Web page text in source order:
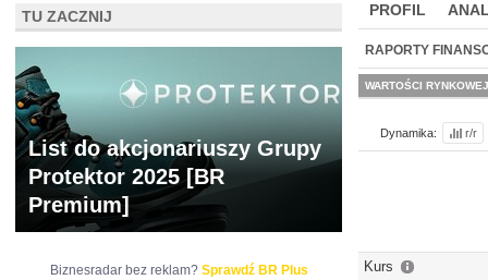
PROFIL
BR LAB
RAPORTY
WARTOŚCI RYNKOWEJ
Dynamika: r/r
Kurs
TU ZACZNIJ
List do akcjonariuszy Grupy
Protektor 2025 [BR
Premium]
Biznesradar bez reklam? Sprawdź BR Plus